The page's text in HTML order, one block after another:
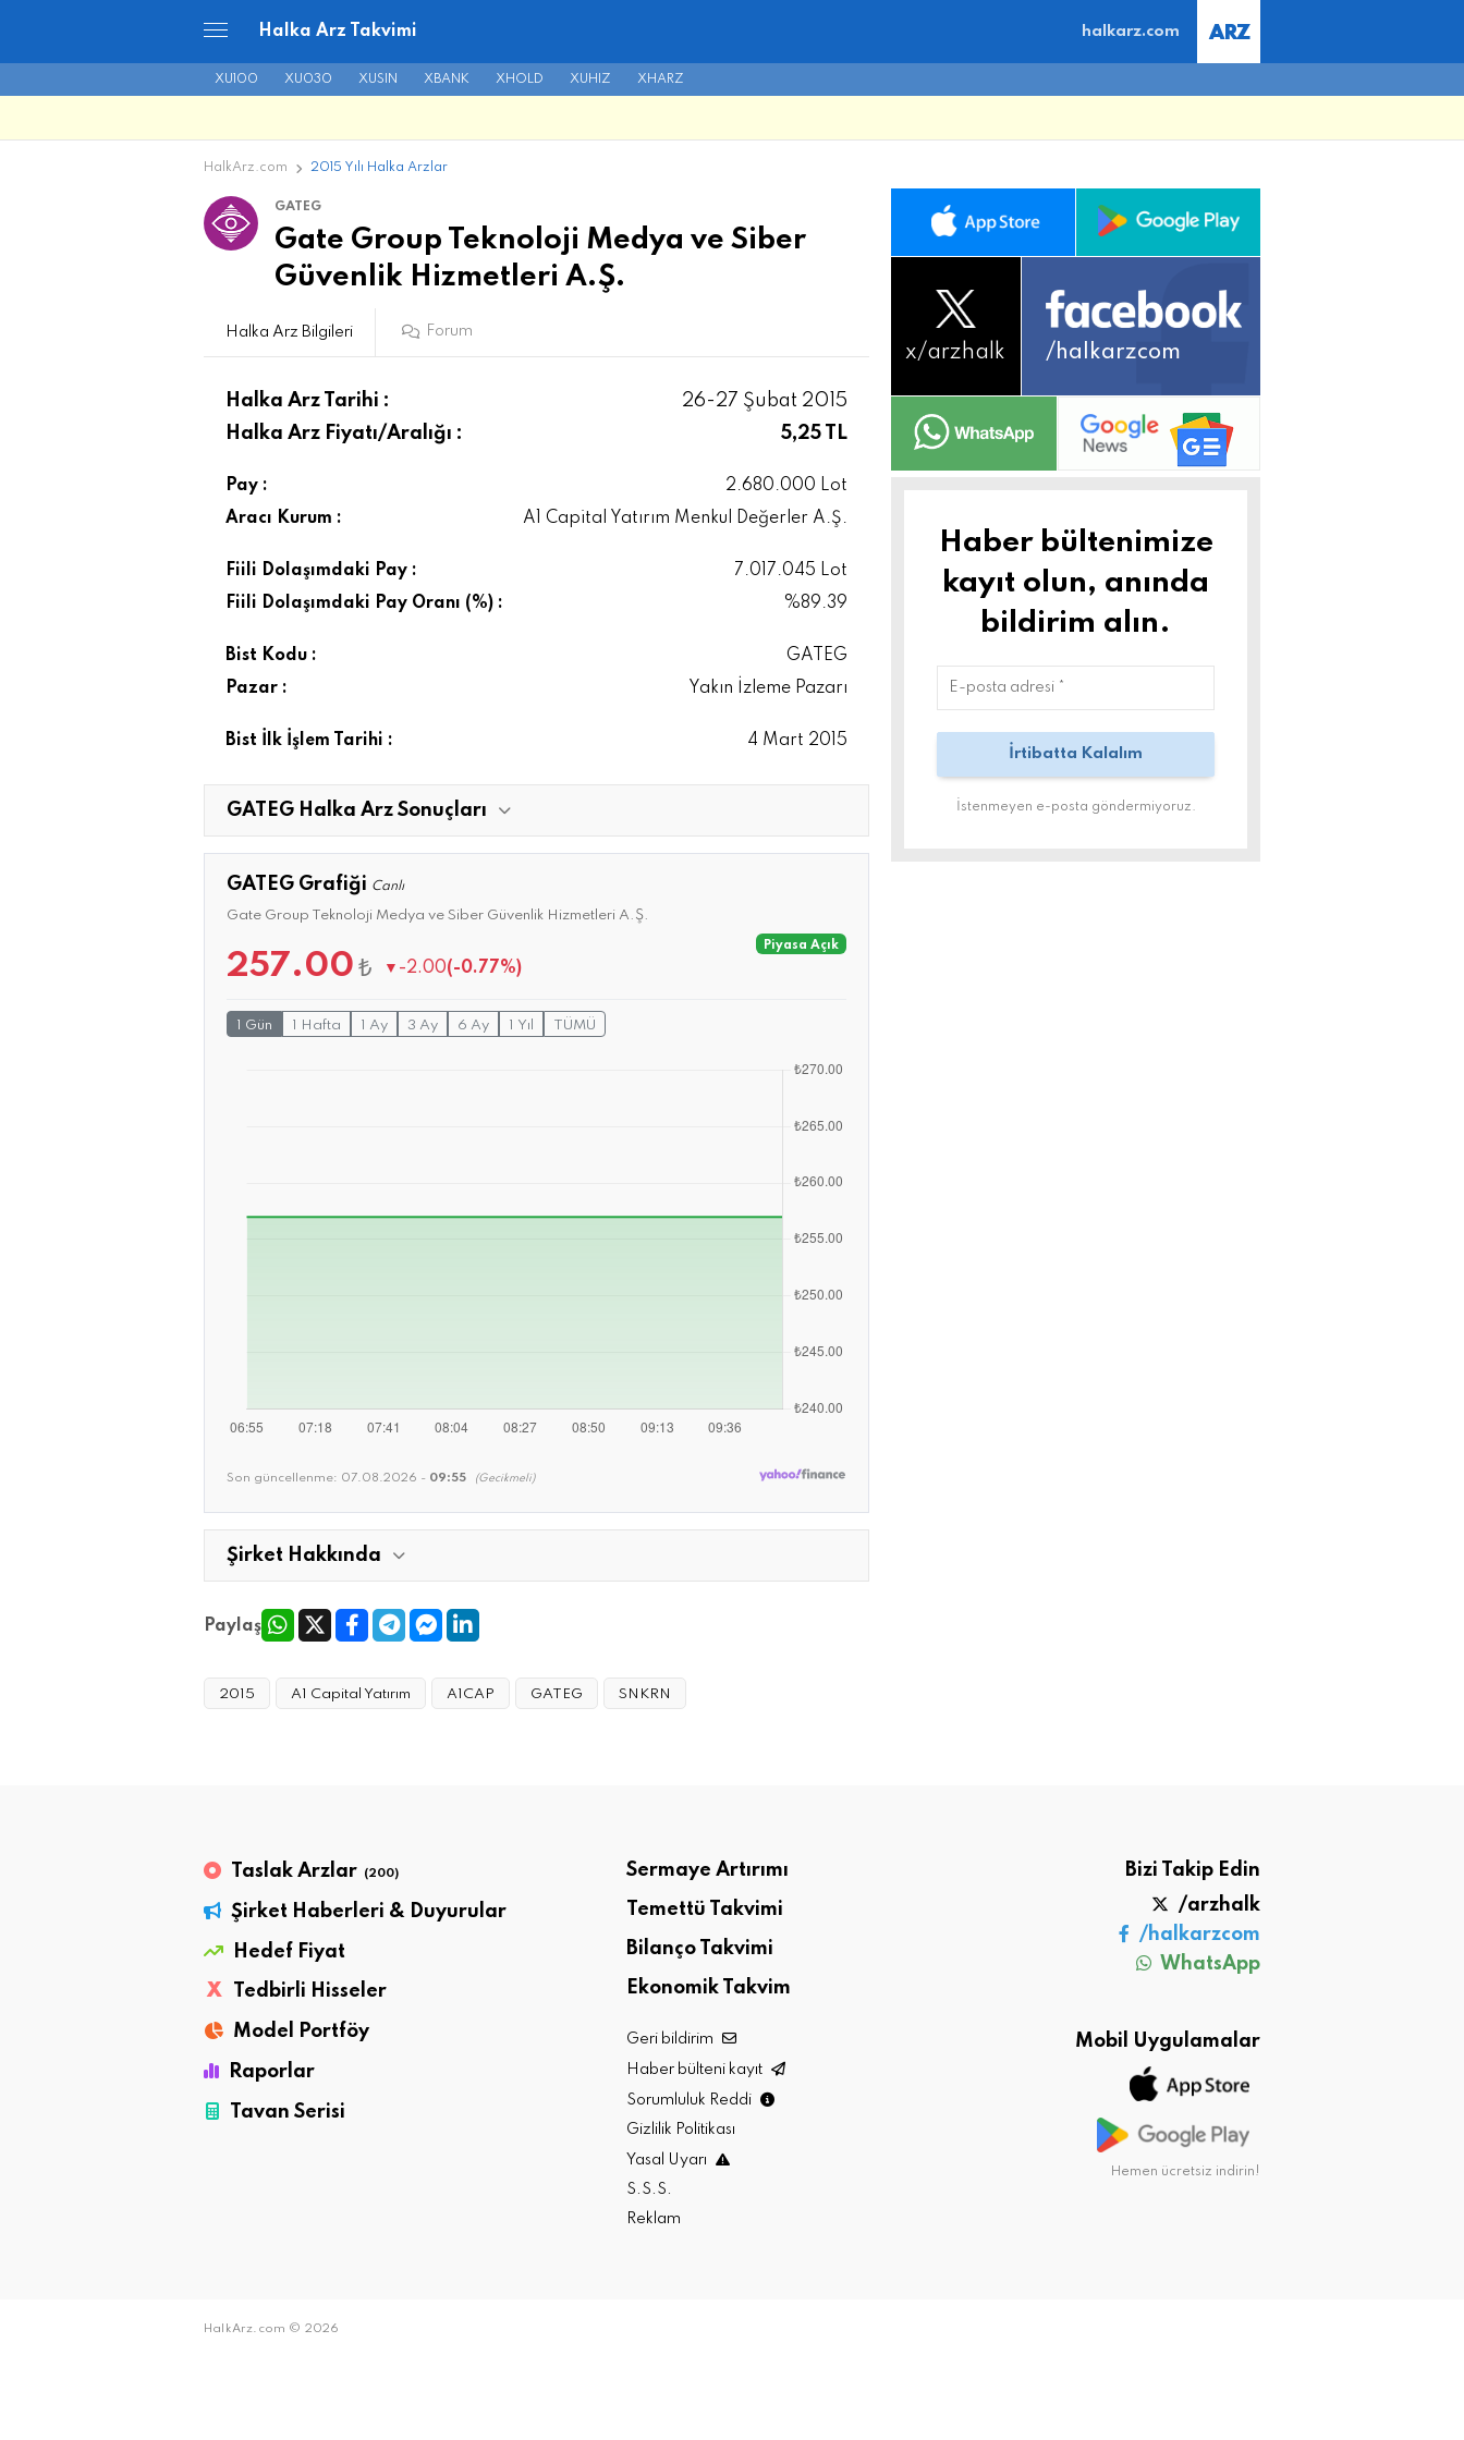
Halka Arz Takvimi halkarz.com
XU100 XU030 XUSIN XBANK XHOLD XUHIZ XHARZ
HalkArz.com 2015 Yılı Halka Arzlar
GATEG
Gate Group Teknoloji Medya ve Siber
Güvenlik Hizmetleri A.Ş.
Halka Arz Bilgileri Forum
Halka Arz Tarihi :
26-27 Şubat 2015
Halka Arz Fiyatı/Aralığı :
5,25 TL
Pay :
2.680.000 Lot
Aracı Kurum :
A1 Capital Yatırım Menkul Değerler A.Ş.
Fiili Dolaşımdaki Pay :
7.017.045 Lot
Fiili Dolaşımdaki Pay Oranı (%) :
%89.39
Bist Kodu :
GATEG
Pazar :
Yakın İzleme Pazarı
Bist İlk İşlem Tarihi : 4 Mart 2015
GATEG Halka Arz Sonuçları
GATEG Grafiği Canlı
Gate Group Teknoloji Medya ve Siber Güvenlik Hizmetleri A.Ş.
257.00 ₺ ▼ -2.00(-0.77%)
Piyasa Açık
1 Gün 1 Hafta 1 Ay 3 Ay 6 Ay 1 Yıl TÜMÜ
Son güncellenme: 07.08.2026 - 09:55 (Gecikmeli)
Şirket Hakkında
Paylaş
2015 A1 Capital Yatırım A1CAP GATEG SNKRN
x/arzhalk /halkarzcom
Haber bültenimize
kayıt olun, anında
bildirim alın.
İstenmeyen e-posta göndermiyoruz.
Taslak Arzlar (200)
Şirket Haberleri & Duyurular
Hedef Fiyat
X
Tedbirli Hisseler
Model Portföy
Raporlar
Tavan Serisi
Sermaye Artırımı
Temettü Takvimi
Bilanço Takvimi
Ekonomik Takvim
Geri bildirim
Haber bülteni kayıt
Sorumluluk Reddi
Gizlilik Politikası
Yasal Uyarı
S.S.S.
Reklam
Bizi Takip Edin
/arzhalk
/halkarzcom
WhatsApp
Mobil Uygulamalar
Hemen ücretsiz indirin!
HalkArz.com © 2026